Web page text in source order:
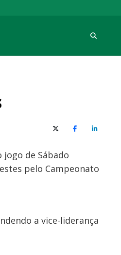
X (Twitter)FacebookO LinkedIn
jogo de Sábado
pelo Campeonato
a vice-liderança